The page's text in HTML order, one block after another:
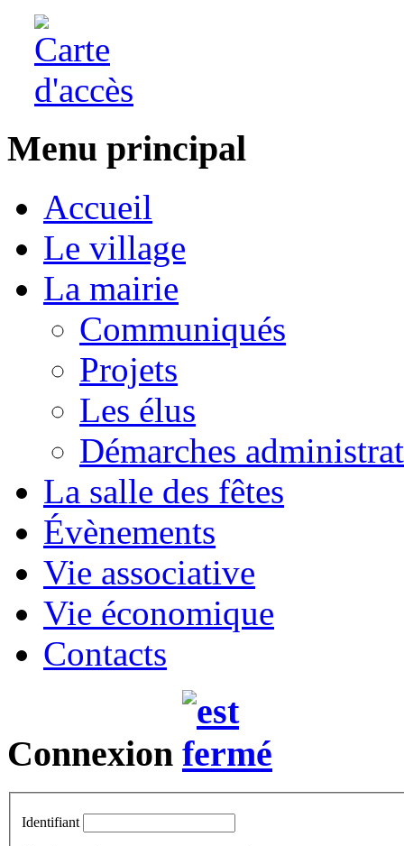
Menu principal
Accueil
Le village
La mairie
Communiqués
Projets
Les élus
Démarches
La salle des fêtes
Évènements
Vie associative
Vie économique
Contacts
Connexion
Identifiant